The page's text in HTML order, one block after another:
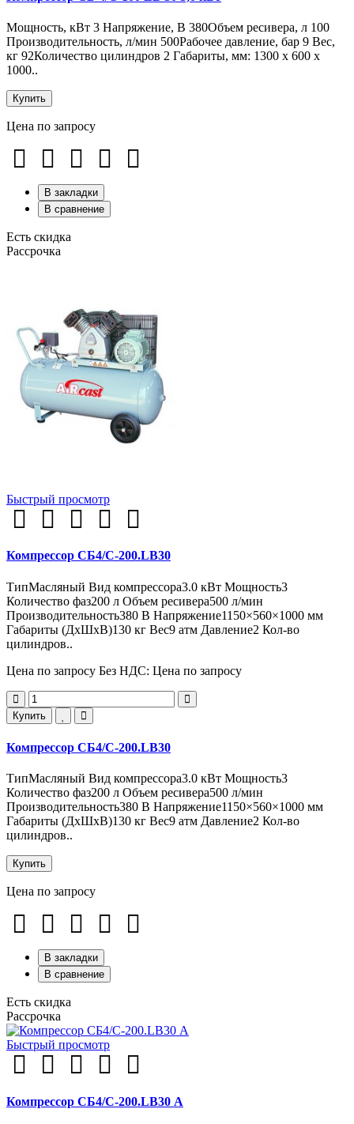
Мощность, кВт 3 Напряжение, В 380Объем ресивера, л 100
Производительность, л/мин 500Рабочее давление, бар 9 Вес,
кг 92Количество цилиндров 2 Габариты, мм: 1300 x 600 x
1000..
Купить
Цена по запросу
В закладки
В сравнение
Есть скидка
Рассрочка
Быстрый просмотр
Компрессор СБ4/С-200.LB30
ТипМасляный Вид компрессора3.0 кВт Мощность3
Количество фаз200 л Объем ресивера500 л/мин
Производительность380 В Напряжение1150×560×1000 мм
Габариты (ДxШxВ)130 кг Вес9 атм Давление2 Кол-во
цилиндров..
Цена по запросу Без НДС: Цена по запросу
Купить
Компрессор СБ4/С-200.LB30
ТипМасляный Вид компрессора3.0 кВт Мощность3
Количество фаз200 л Объем ресивера500 л/мин
Производительность380 В Напряжение1150×560×1000 мм
Габариты (ДxШxВ)130 кг Вес9 атм Давление2 Кол-во
цилиндров..
Купить
Цена по запросу
В закладки
В сравнение
Есть скидка
Рассрочка
Быстрый просмотр
Компрессор СБ4/С-200.LB30 А